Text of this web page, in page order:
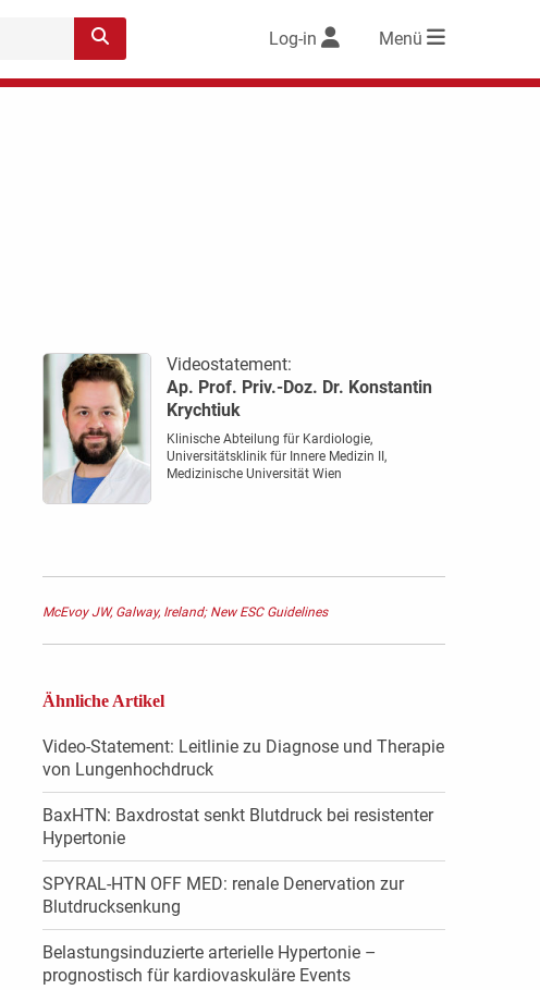
Log-in Menü
Videostatement:
Ap. Prof. Priv.-Doz. Dr. Konstantin
Krychtiuk
Klinische Abteilung für Kardiologie,
Universitätsklinik für Innere Medizin II,
Medizinische Universität Wien
McEvoy JW, Galway, Ireland; New ESC Guidelines
Ähnliche Artikel
Video-Statement: Leitlinie zu Diagnose und Therapie
von Lungenhochdruck
BaxHTN: Baxdrostat senkt Blutdruck bei resistenter
Hypertonie
SPYRAL-HTN OFF MED: renale Denervation zur
Blutdrucksenkung
Belastungsinduzierte arterielle Hypertonie –
prognostisch für kardiovaskuläre Events